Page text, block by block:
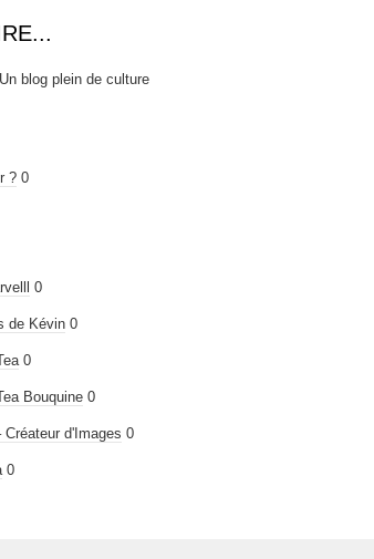
Un blog plein de culture
? 0
0
de Kévin 0
0
Bouquine 0
d'Images 0
0